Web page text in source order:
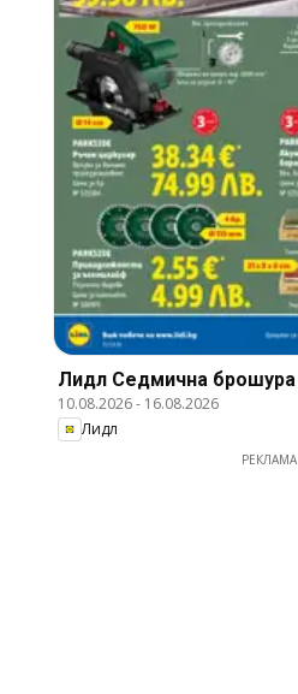
Лидл Cедмична брошура
10.08.2026- 16.08.2026
Лидл
РЕКЛАМА